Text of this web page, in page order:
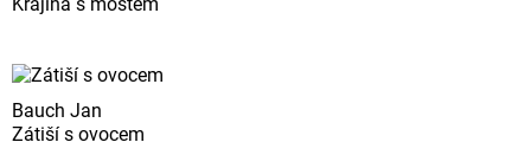
Bauch Jan
Zátiší s ovocem